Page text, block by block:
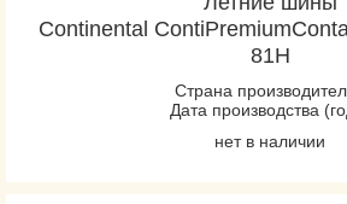
Continental
81H
Страна
Дата производства
нет в наличии